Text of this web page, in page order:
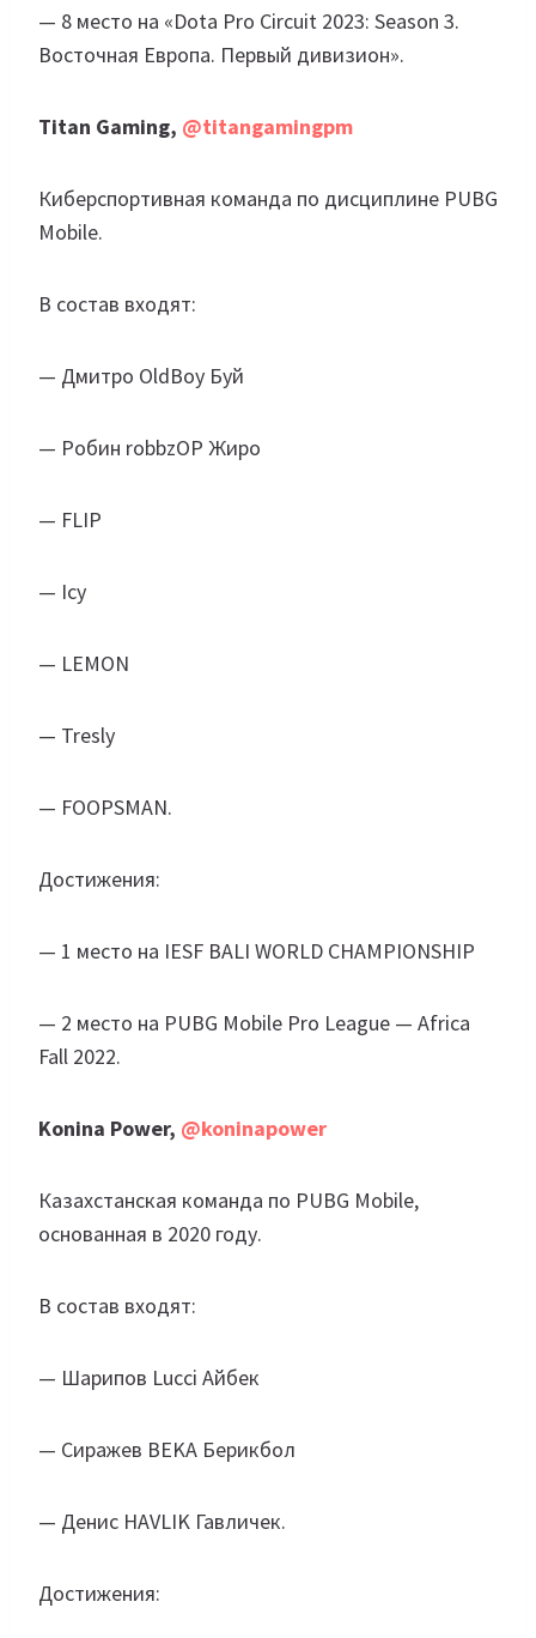
— 8 место на «Dota Pro Circuit 2023: Season 3.
Восточная Европа. Первый дивизион».
Titan Gaming, @titangamingpm
Киберспортивная команда по дисциплине PUBG
Mobile.
В состав входят:
— Дмитро OldBoy Буй
— Робин robbzOP Жиро
— FLIP
— Icy
— LEMON
— Tresly
— FOOPSMAN.
Достижения:
— 1 место на IESF BALI WORLD CHAMPIONSHIP
— 2 место на PUBG Mobile Pro League — Africa
Fall 2022.
Konina Power, @koninapower
Казахстанская команда по PUBG Mobile,
основанная в 2020 году.
В состав входят:
— Шарипов Lucci Айбек
— Сиражев BEKA Берикбол
— Денис HAVLIK Гавличек.
Достижения: